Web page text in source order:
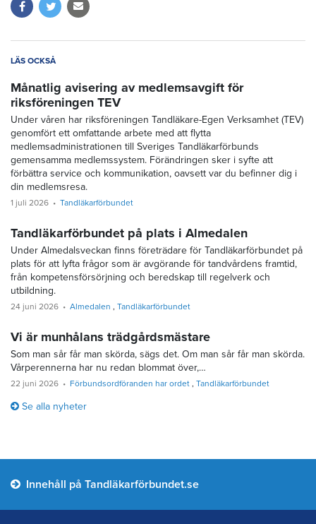
LÄS OCKSÅ
Månatlig avisering av medlemsavgift för
riksföreningen TEV
Under våren har riksföreningen Tandläkare-Egen Verksamhet (TEV)
genomfört ett omfattande arbete med att flytta
medlemsadministrationen till Sveriges Tandläkarförbunds
gemensamma medlemssystem. Förändringen sker i syfte att
förbättra service och kommunikation, oavsett var du befinner dig i
din medlemsresa.
1 juli 2026 Tandläkarförbundet
Tandläkarförbundet på plats i Almedalen
Under Almedalsveckan finns företrädare för Tandläkarförbundet på
plats för att lyfta frågor som är avgörande för tandvårdens framtid,
från kompetensförsörjning och beredskap till regelverk och
utbildning.
24 juni 2026 Almedalen Tandläkarförbundet
Vi är munhålans trädgårdsmästare
Som man sår får man skörda, sägs det. Om man sår får man skörda.
Vårperennerna har nu redan blommat över,…
22 juni 2026 Förbundsordföranden har ordet Tandläkarförbundet
Se alla nyheter
Innehåll på Tandläkarförbundet.se